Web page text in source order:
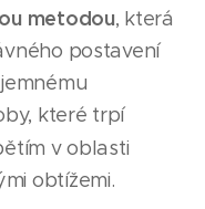
metodou, která
postavení
které trpí
v oblasti
obtížemi.